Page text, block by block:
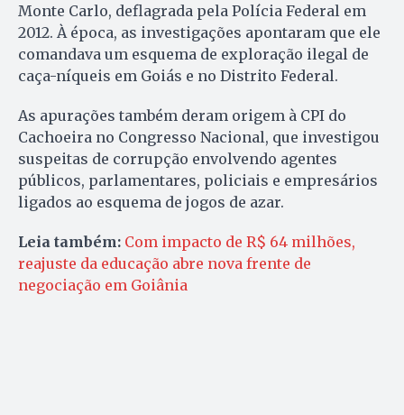
Monte Carlo, deflagrada pela Polícia Federal em
2012. À época, as investigações apontaram que ele
comandava um esquema de exploração ilegal de
caça-níqueis em Goiás e no Distrito Federal.
As apurações também deram origem à CPI do
Cachoeira no Congresso Nacional, que investigou
suspeitas de corrupção envolvendo agentes
públicos, parlamentares, policiais e empresários
ligados ao esquema de jogos de azar.
Leia também: Com impacto de R$ 64 milhões,
reajuste da educação abre nova frente de
negociação em Goiânia